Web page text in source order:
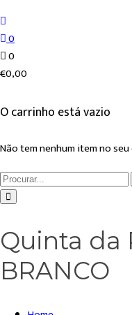
0
0
€0,00
O carrinho está vazio
Não tem nenhum item no
Quinta da
BRANCO